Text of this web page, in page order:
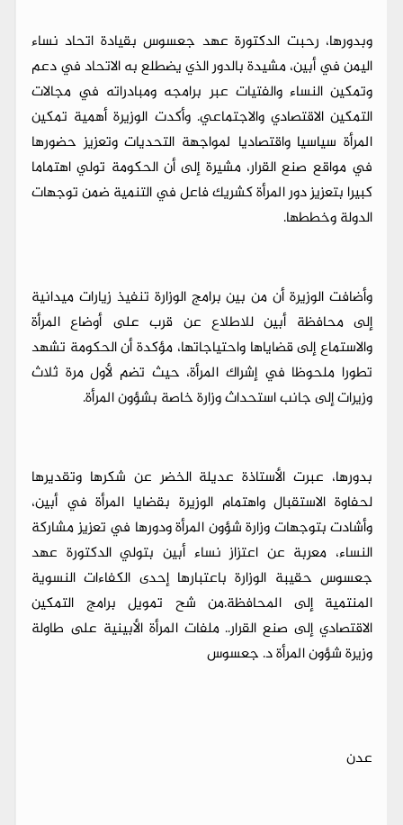
وبدورها، رحبت الدكتورة عهد جعسوس بقيادة اتحاد نساء
اليمن في أبين، مشيدة بالدور الذي يضطلع به الاتحاد في دعم
وتمكين النساء والفتيات عبر برامجه ومبادراته في مجالات
التمكين الاقتصادي والاجتماعي. وأكدت الوزيرة أهمية تمكين
المرأة سياسيا واقتصاديا لمواجهة التحديات وتعزيز حضورها
في مواقع صنع القرار، مشيرة إلى أن الحكومة تولي اهتماما
كبيرا بتعزيز دور المرأة كشريك فاعل في التنمية ضمن توجهات
الدولة وخططها.
وأضافت الوزيرة أن من بين برامج الوزارة تنفيذ زيارات ميدانية
إلى محافظة أبين للاطلاع عن قرب على أوضاع المرأة
والاستماع إلى قضاياها واحتياجاتها، مؤكدة أن الحكومة تشهد
تطورا ملحوظا في إشراك المرأة، حيث تضم لأول مرة ثلاث
وزيرات إلى جانب استحداث وزارة خاصة بشؤون المرأة.
بدورها، عبرت الأستاذة عديلة الخضر عن شكرها وتقديرها
لحفاوة الاستقبال واهتمام الوزيرة بقضايا المرأة في أبين،
وأشادت بتوجهات وزارة شؤون المرأة ودورها في تعزيز مشاركة
النساء، معربة عن اعتزاز نساء أبين بتولي الدكتورة عهد
جعسوس حقيبة الوزارة باعتبارها إحدى الكفاءات النسوية
المنتمية إلى المحافظة.من شح تمويل برامج التمكين
الاقتصادي إلى صنع القرار.. ملفات المرأة الأبينية على طاولة
وزيرة شؤون المرأة د. جعسوس
عدن